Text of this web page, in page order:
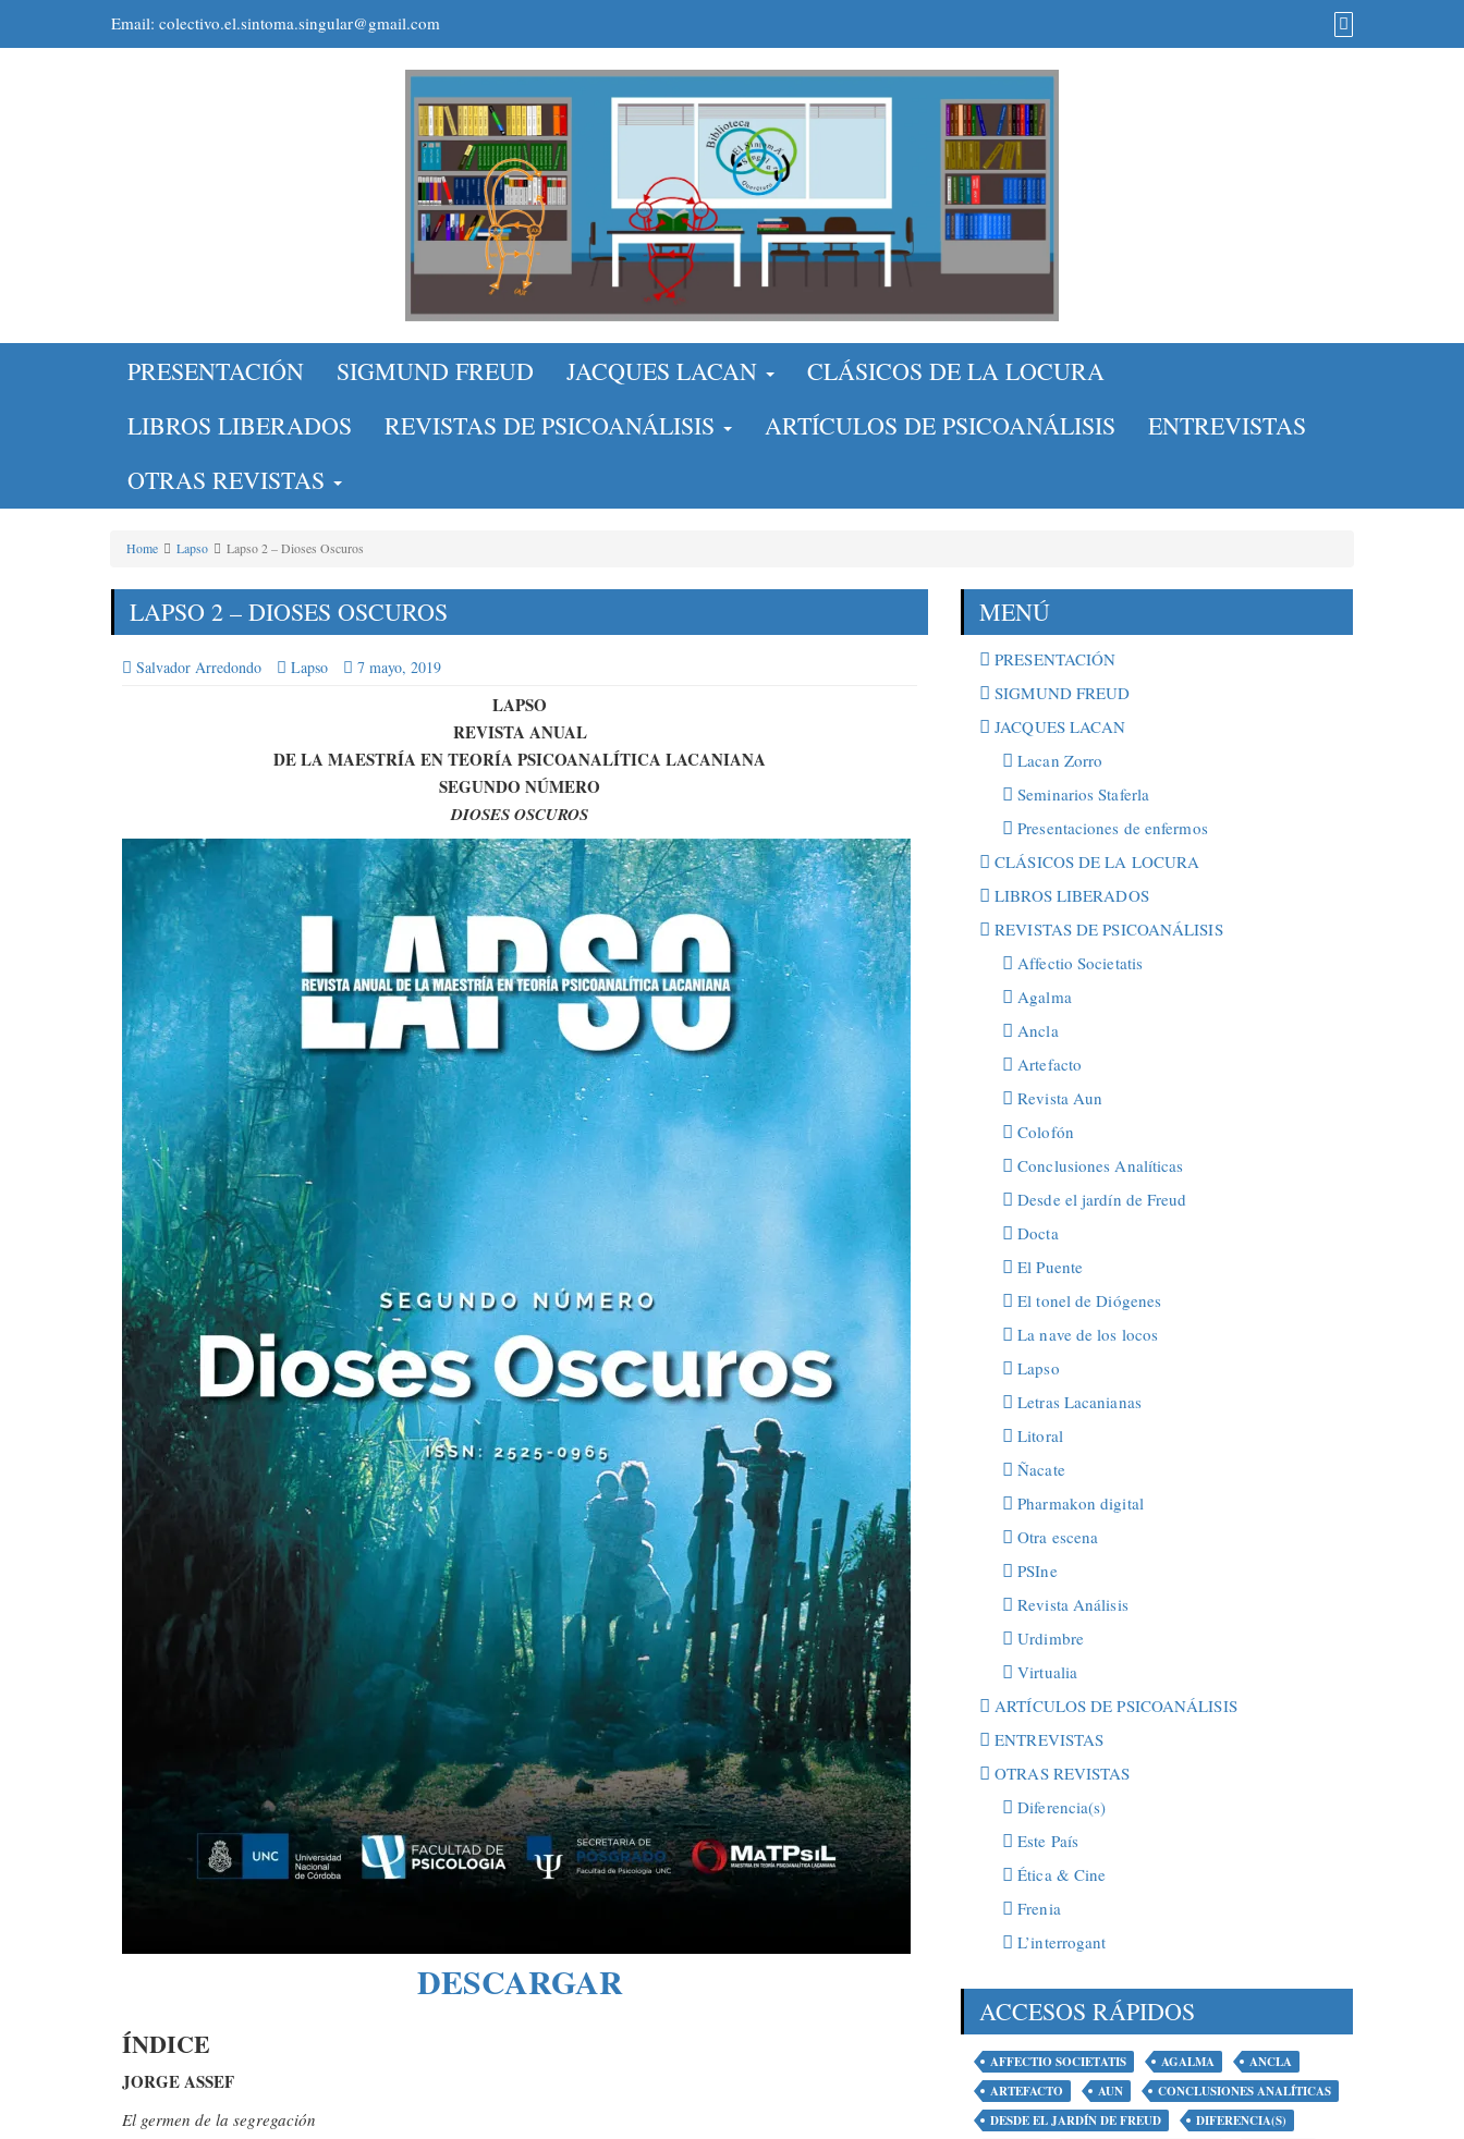
Email: colectivo.el.sintoma.singular@gmail.com
PRESENTACIÓN SIGMUND FREUD JACQUES LACAN
CLÁSICOS DE LA LOCURA
LIBROS LIBERADOS
REVISTAS DE PSICOANÁLISIS ARTÍCULOS DE PSICOANÁLISIS
ENTREVISTAS
OTRAS REVISTAS
Home Lapso Lapso 2 – Dioses Oscuros
LAPSO 2 – DIOSES OSCUROS
Salvador Arredondo Lapso 7 mayo, 2019
LAPSO
REVISTA ANUAL
DE LA MAESTRÍA EN TEORÍA PSICOANALÍTICA LACANIANA
SEGUNDO NÚMERO
DIOSES OSCUROS
DESCARGAR
ÍNDICE
JORGE ASSEF
El germen de la segregación
MENÚ
PRESENTACIÓN
SIGMUND FREUD
JACQUES LACAN
Lacan Zorro
Seminarios Staferla
Presentaciones de enfermos
CLÁSICOS DE LA LOCURA
LIBROS LIBERADOS
REVISTAS DE PSICOANÁLISIS
Affectio Societatis
Agalma
Ancla
Artefacto
Revista Aun
Colofón
Conclusiones Analíticas
Desde el jardín de Freud
Docta
El Puente
El tonel de Diógenes
La nave de los locos
Lapso
Letras Lacanianas
Litoral
Ñacate
Pharmakon digital
Otra escena
PSIne
Revista Análisis
Urdimbre
Virtualia
ARTÍCULOS DE PSICOANÁLISIS
ENTREVISTAS
OTRAS REVISTAS
Diferencia(s)
Este País
Ética & Cine
Frenia
L’interrogant
ACCESOS RÁPIDOS
AFFECTIO SOCIETATIS AGALMA
ANCLA
ARTEFACTO
AUN
CONCLUSIONES ANALÍTICAS
DESDE EL JARDÍN DE FREUD
DIFERENCIA(S)